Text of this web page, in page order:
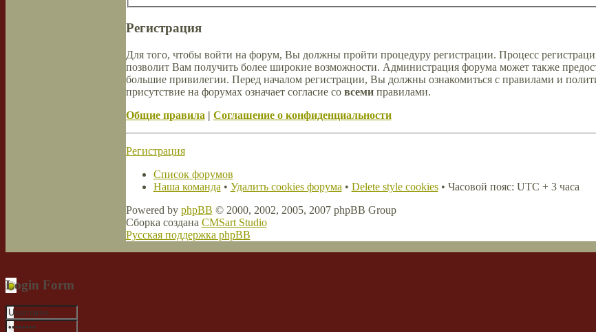
Регистрация
Для того, чтобы войти на форум, Вы должны пройти процедуру регистрации. Процесс
позволит Вам получить более широкие возможности. Администрация форума может также
большие привилегии. Перед началом регистрации, Вы должны ознакомиться с правилами и
присутствие на форумах означает согласие со всемиправилами.
Общие правила | Соглашение о конфиденциальности
Регистрация
Список форумов
Наша команда • Удалить cookies форума • Delete style cookies• Часовой пояс: UTC + 3 часа
Powered by phpBB © 2000, 2002, 2005, 2007 phpBB Group
Сборка создана CMSart Studio
Русская поддержка phpBB
Login Form